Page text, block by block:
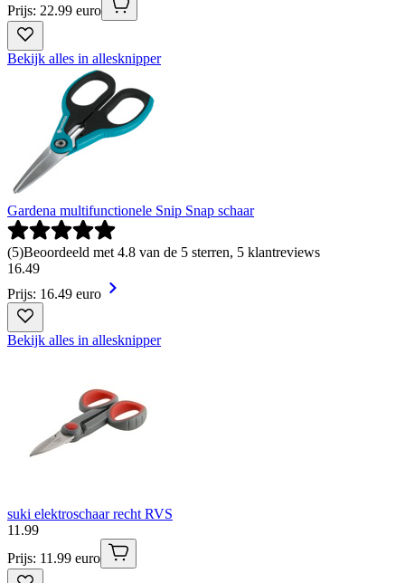
Prijs: 22.99 euro
Bekijk alles in allesknipper
Gardena multifunctionele Snip Snap schaar
(5)Beoordeeld met 4.8 van de 5 sterren, 5 klantreviews
16.49
Prijs: 16.49 euro
Bekijk alles in allesknipper
suki elektroschaar recht RVS
11 .99
Prijs: 11.99 euro